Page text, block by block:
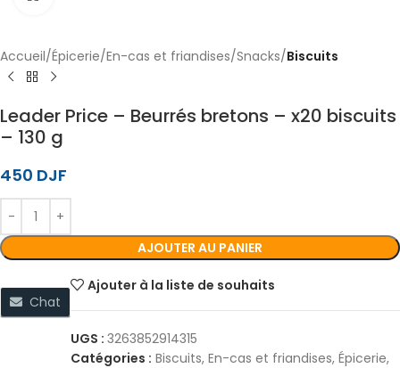
Accueil Épicerie En-cas et friandises Snacks Biscuits
Leader Price – Beurrés bretons – x20 biscuits
– 130 g
450 DJF
AJOUTER AU PANIER
Ajouter à la liste de souhaits
Chat
UGS : 3263852914315
Catégories : Biscuits, En-cas et friandises, Épicerie,